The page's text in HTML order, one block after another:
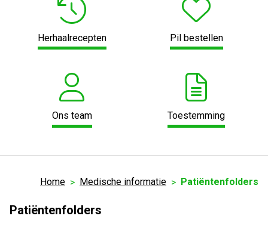
Herhaalrecepten Pil bestellen
Ons team Toestemming
Home Medische informatie Patiëntenfolders
Patiëntenfolders